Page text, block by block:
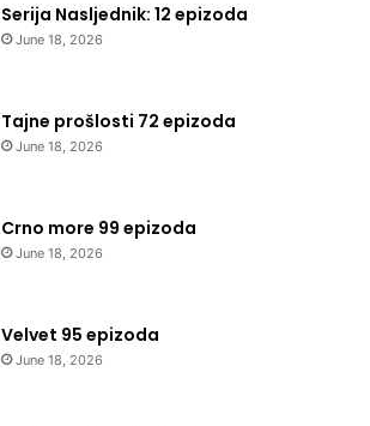
Serija Nasljednik: 12 epizoda
June 18, 2026
Tajne prošlosti 72 epizoda
June 18, 2026
Crno more 99 epizoda
June 18, 2026
Velvet 95 epizoda
June 18, 2026